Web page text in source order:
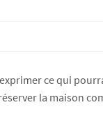
ce qui
la maison